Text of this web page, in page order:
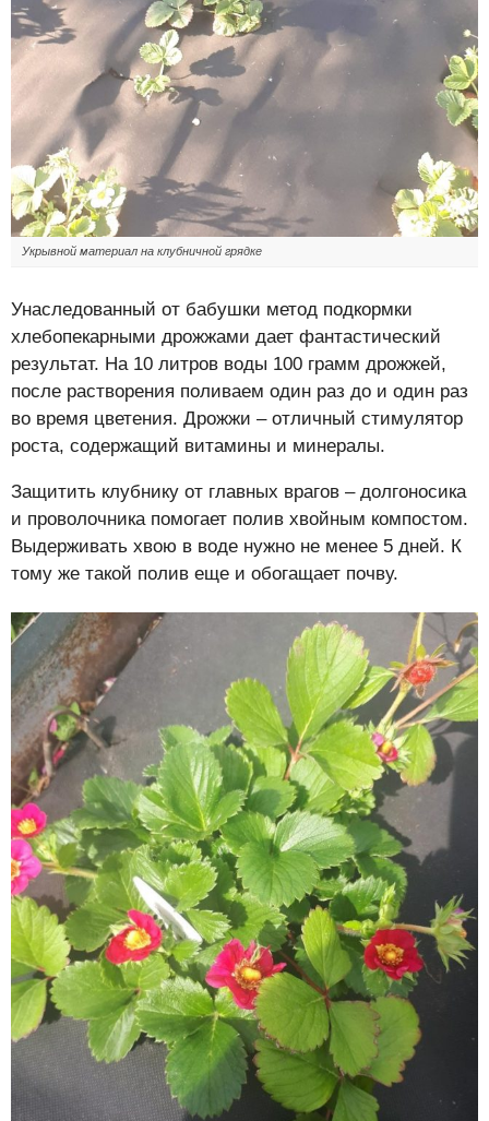
Укрывной материал на клубничной грядке
Унаследованный от бабушки метод подкормки
хлебопекарными дрожжами дает фантастический
результат. На 10 литров воды 100 грамм дрожжей,
после растворения поливаем один раз до и один раз
во время цветения. Дрожжи – отличный стимулятор
роста, содержащий витамины и минералы.
Защитить клубнику от главных врагов – долгоносика
и проволочника помогает полив хвойным компостом.
Выдерживать хвою в воде нужно не менее 5 дней. К
тому же такой полив еще и обогащает почву.